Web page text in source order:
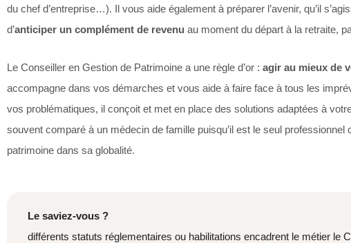
du chef d’entreprise…). Il vous aide également à préparer l’avenir, qu’il
d’anticiper un complément de revenu au moment du départ à la retraite,
Le Conseiller en Gestion de Patrimoine a une règle d’or : agir au mieux de
accompagne dans vos démarches et vous aide à faire face à tous les
vos problématiques, il conçoit et met en place des solutions adaptées à
souvent comparé à un médecin de famille puisqu’il est le seul
patrimoine dans sa globalité.
Le saviez-vous ?
différents statuts réglementaires ou habilitations encadrent le métier le